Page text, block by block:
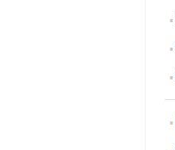
▪
▪
▪
▪